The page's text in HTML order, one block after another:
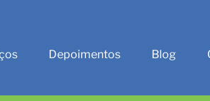
Depoimentos Blog